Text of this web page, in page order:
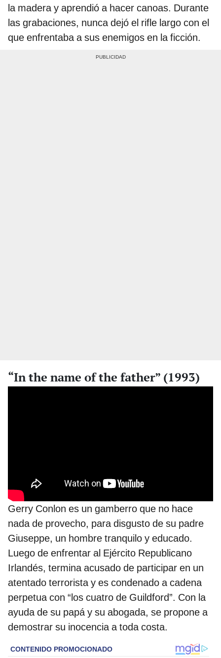
la madera y aprendió a hacer canoas. Durante
las grabaciones, nunca dejó el rifle largo con el
que enfrentaba a sus enemigos en la ficción.
“In the name of the father” (1993)
Gerry Conlon es un gamberro que no hace
nada de provecho, para disgusto de su padre
Giuseppe, un hombre tranquilo y educado.
Luego de enfrentar al Ejército Republicano
Irlandés, termina acusado de participar en un
atentado terrorista y es condenado a cadena
perpetua con “los cuatro de Guildford”. Con la
ayuda de su papá y su abogada, se propone a
demostrar su inocencia a toda costa.